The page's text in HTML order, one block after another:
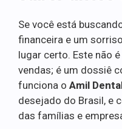
Se você está
financeira e um
lugar certo. Este não
vendas; é um dossiê
funciona o Amil
desejado do Brasil, e
das famílias e